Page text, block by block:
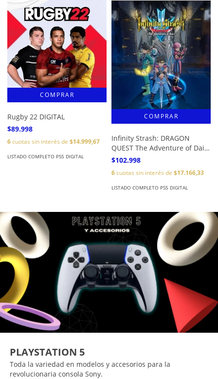
Rugby 22 DIGITAL
$89.998
6cuotas sin interés de $14.999,67
LISTADO COMPLETO PS5 DIGITAL
Infinity Strash: DRAGON
QUEST The Adventure of Dai
PS5 DIGITAL
$102.998
6cuotas sin interés de $17.166,33
LISTADO COMPLETO PS5 DIGITAL
PLAYSTATION 5
Toda la variedad en modelos y accesorios para la
revolucionaria consola Sony.